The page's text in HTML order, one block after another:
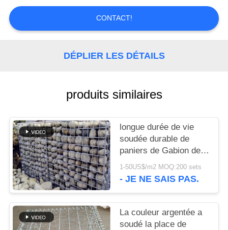
CONTRÔLE
CONTACTER
NOUVELLES
LES
AFFAIRES
CONTACT!
DÉPLIER LES DÉTAILS
produits similaires
longue durée de vie
soudée durable de
paniers de Gabion de
2.0mm dans le secteur
de décoration
1-50US$/m2 MOQ:200 sets
- JE NE SAIS PAS.
La couleur argentée a
soudé la place de